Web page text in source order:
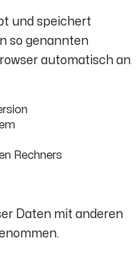
und speichert
so genannten
automatisch an
Rechners
Daten mit anderen